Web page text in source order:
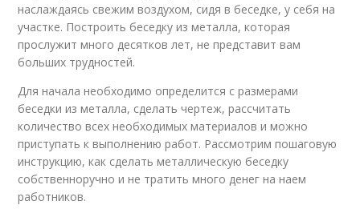
наслаждаясь свежим воздухом, сидя в беседке, у себя на
участке. Построить беседку из металла, которая
прослужит много десятков лет, не представит вам
больших трудностей.
Для начала необходимо определится с размерами
беседки из металла, сделать чертеж, рассчитать
количество всех необходимых материалов и можно
приступать к выполнению работ. Рассмотрим пошаговую
инструкцию, как сделать металлическую беседку
собственноручно и не тратить много денег на наем
работников.